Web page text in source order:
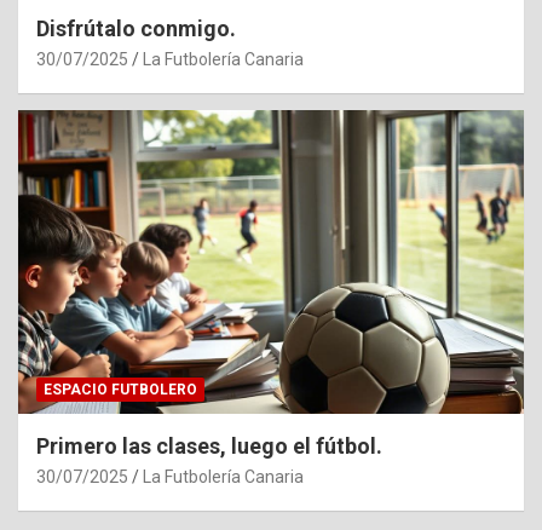
Disfrútalo conmigo.
30/07/2025 La Futbolería Canaria
ESPACIO FUTBOLERO
Primero las clases, luego el fútbol.
30/07/2025 La Futbolería Canaria